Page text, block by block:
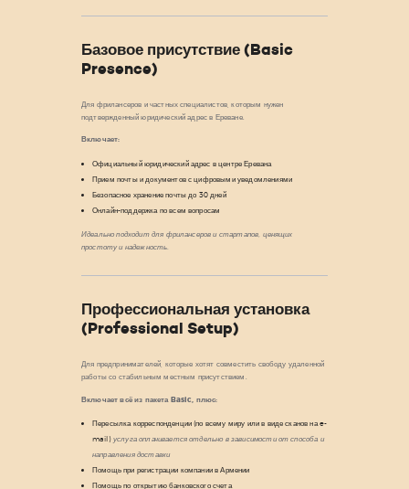
Базовое присутствие (Basic
Presence)
Для фрилансеров и частных специалистов, которым нужен
подтвержденный юридический адрес в Ереване.
Включает:
Официальный юридический адрес в центре Еревана
Прием почты и документов с цифровыми уведомлениями
Безопасное хранение почты до 30 дней
Онлайн-поддержка по всем вопросам
Идеально подходит для фрилансеров и стартапов, ценящих
простоту и надежность.
Профессиональная установка
(Professional Setup)
Для предпринимателей, которые хотят совместить свободу удаленной
работы со стабильным местным присутствием.
Включает всё из пакета Basic, плюс:
Пересылка корреспонденции (по всему миру или в виде сканов на e-
mail) услуга оплачивается отдельно в зависимости от способа и
направления доставки
Помощь при регистрации компании в Армении
Помощь по открытию банковского счета